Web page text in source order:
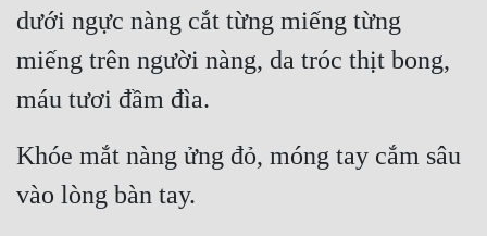
dưới ngực nàng cắt từng miếng từng
miếng trên người nàng, da tróc thịt bong,
máu tươi đầm đìa.
Khóe mắt nàng ửng đỏ, móng tay cắm sâu
vào lòng bàn tay.